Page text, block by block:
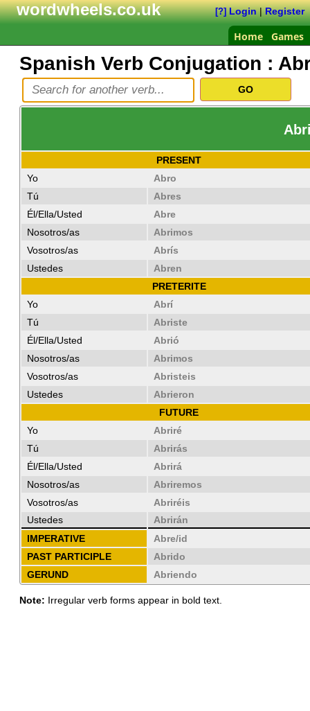
wordwheels.co.uk [?] Login|Register
Home Games
Spanish Verb Conjugation :
PRESENT
Yo
Abro
Tú
Abres
Él/Ella/Usted
Abre
Nosotros/as
Abrimos
Vosotros/as
Abrís
Ustedes
Abren
PRETERITE
Yo
Abrí
Tú
Abriste
Él/Ella/Usted
Abrió
Nosotros/as
Abrimos
Vosotros/as
Abristeis
Ustedes
Abrieron
FUTURE
Yo
Abriré
Tú
Abrirás
Él/Ella/Usted
Abrirá
Nosotros/as
Abriremos
Vosotros/as
Abriréis
Ustedes
Abrirán
IMPERATIVE
Abre/id
PAST PARTICIPLE
Abrido
GERUND
Abriendo
Note: Irregular verb forms appear in bold text.